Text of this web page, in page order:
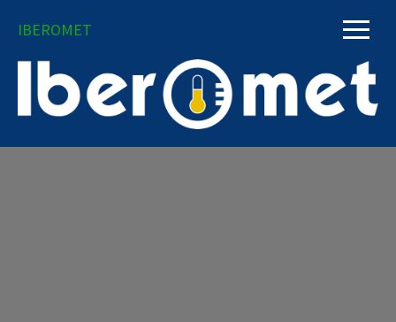
IBEROMET